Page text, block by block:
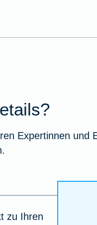
Expertinnen und
zu Ihren